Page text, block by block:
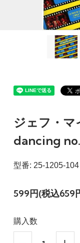
ジェフ・
dancing
型番: 25-1205-104
599円(税込659
購入数